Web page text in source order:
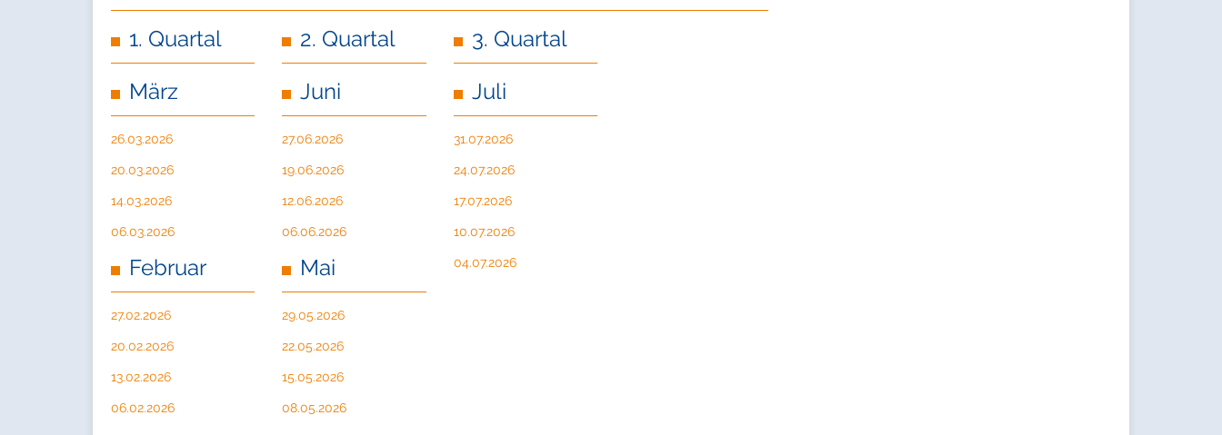
1. Quartal
März
26.03.2026
20.03.2026
14.03.2026
06.03.2026
Februar
27.02.2026
20.02.2026
13.02.2026
06.02.2026
2. Quartal
Juni
27.06.2026
19.06.2026
12.06.2026
06.06.2026
Mai
29.05.2026
22.05.2026
15.05.2026
08.05.2026
3. Quartal
Juli
31.07.2026
24.07.2026
17.07.2026
10.07.2026
04.07.2026